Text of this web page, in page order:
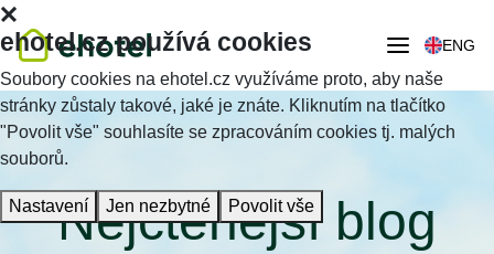
ENG
Nejčtenější blog
ehotel.cz používá cookies
Soubory cookies na ehotel.cz využíváme proto, aby naše
stránky zůstaly takové, jaké je znáte. Kliknutím na tlačítko
"Povolit vše" souhlasíte se zpracováním cookies tj. malých
souborů.
Nastavení Jen nezbytné Povolit vše